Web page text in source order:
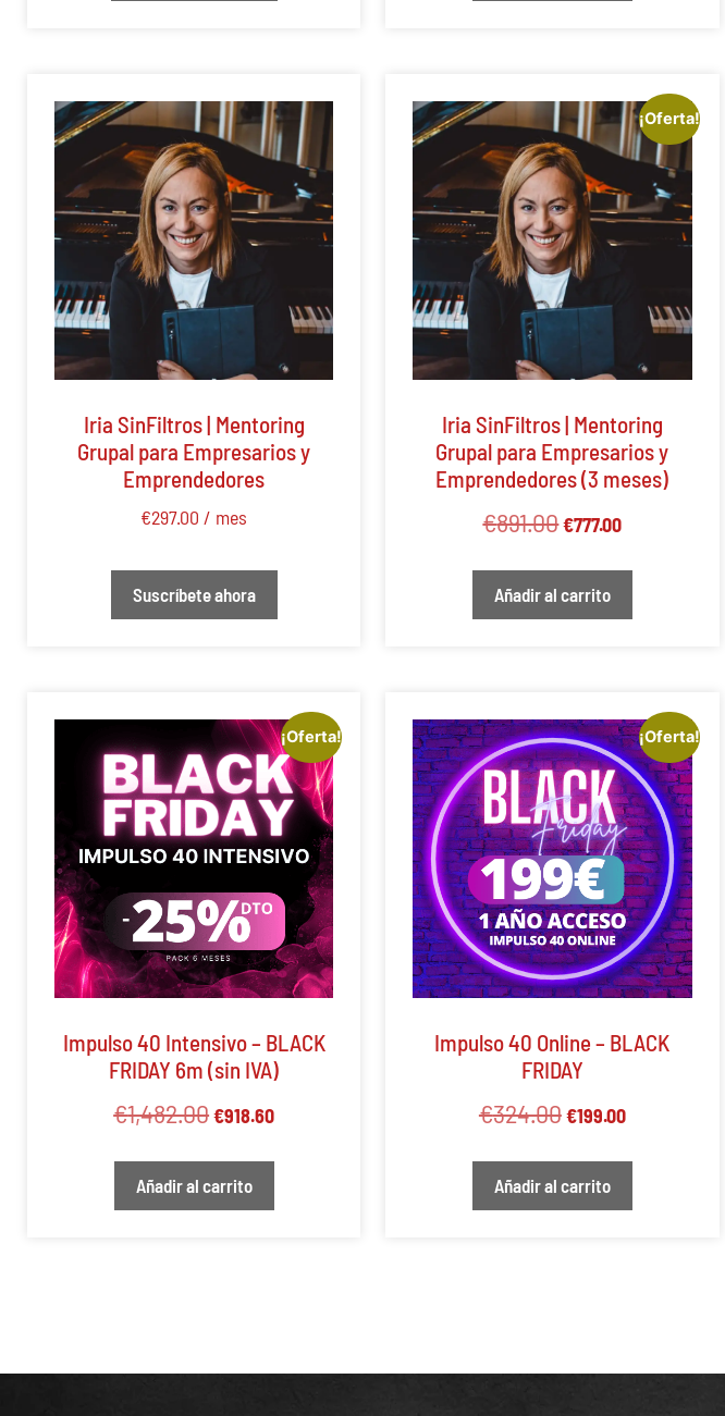
Iria SinFiltros | Mentoring
Grupal para Empresarios y
Emprendedores
€297.00 / mes
Suscríbete ahora
¡Oferta!
Iria SinFiltros | Mentoring
Grupal para Empresarios y
Emprendedores (3 meses)
€891.00€777.00
Añadir al carrito
¡Oferta!
Impulso 40 Intensivo – BLACK
FRIDAY 6m (sin IVA)
€1,482.00€918.60
Añadir al carrito
¡Oferta!
Impulso 40 Online – BLACK
FRIDAY
€324.00€199.00
Añadir al carrito